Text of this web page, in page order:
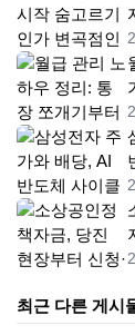
최근 다른 게시